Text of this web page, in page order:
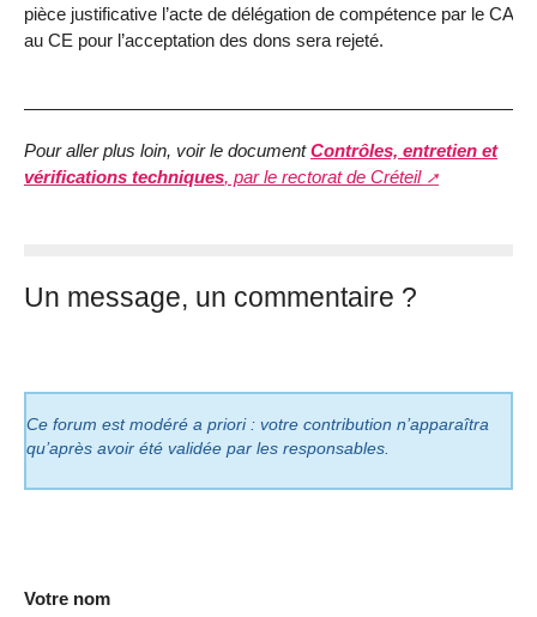
pièce justificative l’acte de délégation de compétence par le CA
au CE pour l’acceptation des dons sera rejeté.
Pour aller plus loin, voir le documentContrôles, entretien et
vérifications techniques, par le rectorat de Créteil
Un message, un commentaire ?
Ce forum est modéré a priori : votre contribution n’apparaîtra
qu’après avoir été validée par les responsables.
Votre nom